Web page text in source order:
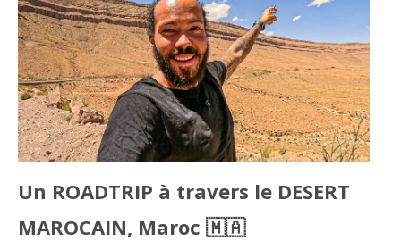
Un ROADTRIP à travers le DESERT
MAROCAIN, Maroc 🇲🇦